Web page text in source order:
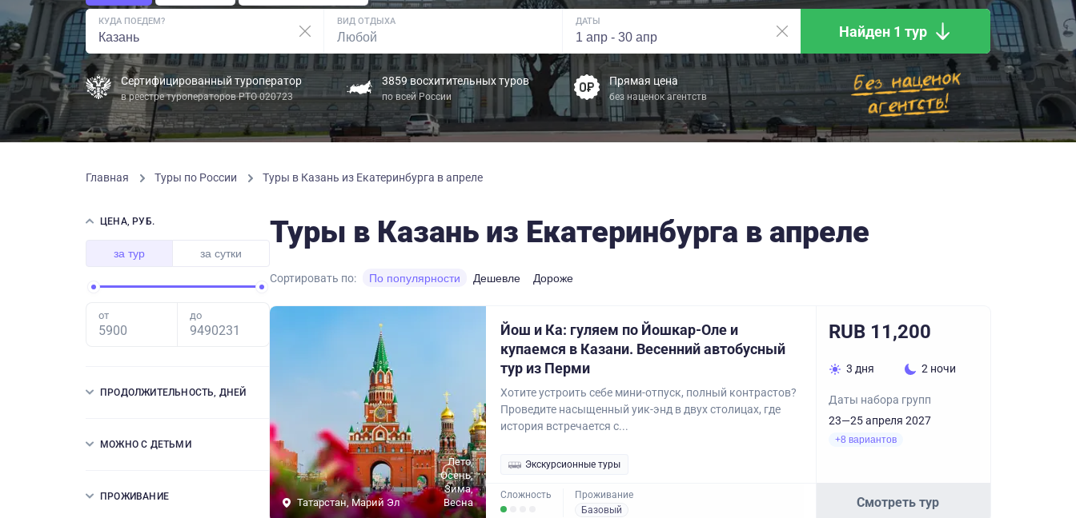
КУДА ПОЕДЕМ? ВИД ОТДЫХА ДАТЫ
Найден 1 тур
Сертифицированный туроператор
в реестре туроператоров РТО 020723
3859 восхитительных туров
по всей России
Прямая цена
без наценок агентств
Главная Туры по России Туры в Казань из Екатеринбурга в апреле
ЦЕНА, РУБ.
за тур за сутки
от до
ПРОДОЛЖИТЕЛЬНОСТЬ, ДНЕЙ
МОЖНО С ДЕТЬМИ
ПРОЖИВАНИЕ
Туры в Казань из Екатеринбурга в апреле
Сортировать по: По популярности Дешевле Дороже
Татарстан, Марий Эл
Лето,
Осень,
Зима,
Весна
Йош и Ка: гуляем по Йошкар-Оле и
купаемся в Казани. Весенний автобусный
тур из Перми
Хотите устроить себе мини-отпуск, полный контрастов?
Проведите насыщенный уик-энд в двух столицах, где
история встречается с...
Экскурсионные туры
Сложность
Проживание
Базовый
RUB 11,200
3 дня 2 ночи
Даты набора групп
23—25 апреля 2027
+8 вариантов
Смотреть тур